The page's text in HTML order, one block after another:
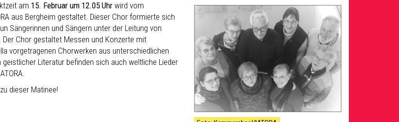
am 15. Februar um 12.05 Uhr wird vom
aus Bergheim gestaltet. Dieser Chor formierte sich
Sängerinnen und Sängern unter der Leitung von
Der Chor gestaltet Messen und Konzerte mit
vorgetragenen Chorwerken aus unterschiedlichen
geistlicher Literatur befinden sich auch weltliche Lieder
dieser Matinee!